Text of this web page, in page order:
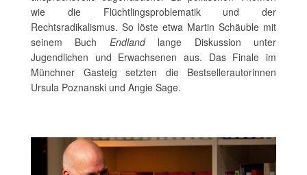
wie die Flüchtlingsproblematik und der
Rechtsradikalismus. So löste etwa Martin Schäuble mit
seinem Buch Endlandlange Diskussion unter
Jugendlichen und Erwachsenen aus. Das Finale im
Münchner Gasteig setzten die Bestsellerautorinnen
Ursula Poznanski und Angie Sage.